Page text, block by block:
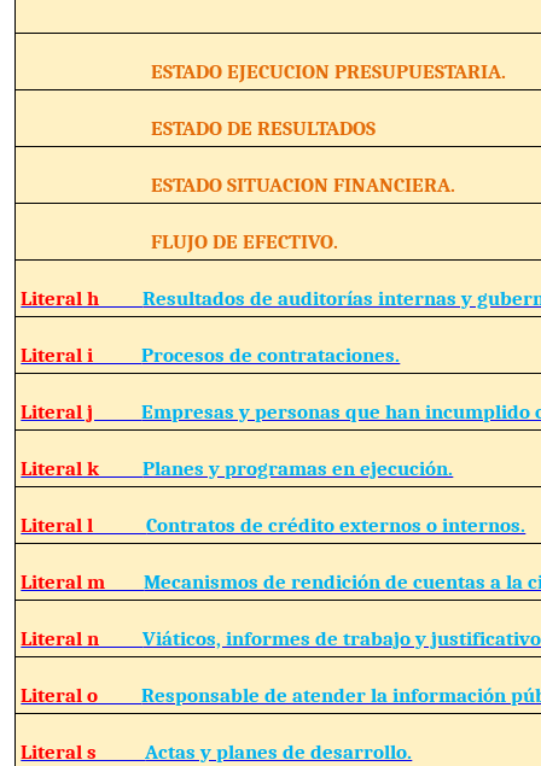
ESTADO EJECUCION PRESUPUESTARIA.
ESTADO DE RESULTADOS
ESTADO SITUACION FINANCIERA.
FLUJO DE EFECTIVO.
Literal hResultados de auditorías internas y
Literal iProcesos de contrataciones.
Literal jEmpresas y personas que han incumplido
Literal kPlanes y programas en ejecución.
Literal lContratos de crédito externos o internos.
Literal mMecanismos de rendición de cuentas a la
Literal nViáticos, informes de trabajo y
Literal oResponsable de atender la información
Literal s Actas y planes de desarrollo.